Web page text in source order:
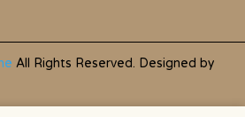
All Rights Reserved. Designed by